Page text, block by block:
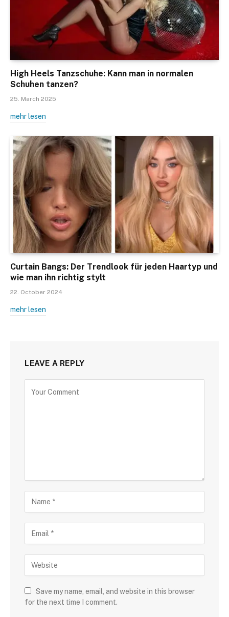
High Heels Tanzschuhe: Kann man in normalen
Schuhen tanzen?
25. March 2025
mehr lesen
Curtain Bangs: Der Trendlook für jeden Haartyp und
wie man ihn richtig stylt
22. October 2024
mehr lesen
LEAVE A REPLY
Save my name, email, and website in this browser
for the next time I comment.